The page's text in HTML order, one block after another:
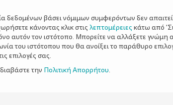
δεδομένων βάσει νόμιμων συμφερόντων δεν
κάνοντας κλικ στις λεπτομέρειες κάτω από
αυτόν τον ιστότοπο. Μπορείτε να αλλάξετε γνώμη
του ιστότοπου που θα ανοίξει το παράθυρο
επιλογές σας.
την Πολιτική Απορρήτου.